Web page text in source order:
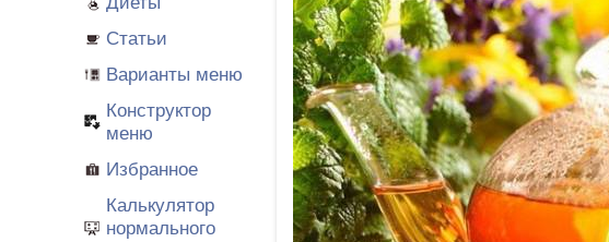
Статьи
Варианты меню
Конструктор
меню
Избранное
Калькулятор
нормального